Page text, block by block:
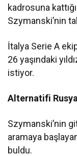
kadrosuna
Szymanski’nin
İtalya Serie A
26 yaşındaki
istiyor.
Alternatifi
Szymanski’nin
aramaya
buldu.